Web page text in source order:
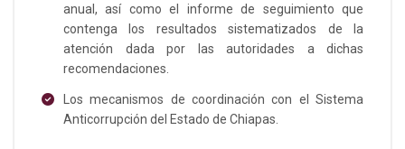
anual, así como el informe de seguimiento que
contenga los resultados sistematizados de la
atención dada por las autoridades a dichas
recomendaciones.
Los mecanismos de coordinación con el Sistema
Anticorrupción del Estado de Chiapas.